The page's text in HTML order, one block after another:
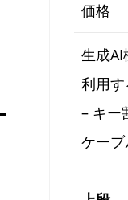
価格
生成AI
利用す
– キー
ケー